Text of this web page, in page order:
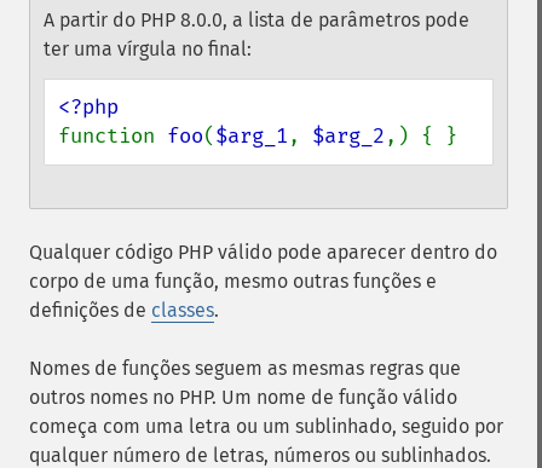
A partir do PHP 8.0.0, a lista de parâmetros pode
ter uma vírgula no final:
function foo($arg_1, $arg_2,) { }
Qualquer código PHP válido pode aparecer dentro do
corpo de uma função, mesmo outras funções e
definições de classes.
Nomes de funções seguem as mesmas regras que
outros nomes no PHP. Um nome de função válido
começa com uma letra ou um sublinhado, seguido por
qualquer número de letras, números ou sublinhados.